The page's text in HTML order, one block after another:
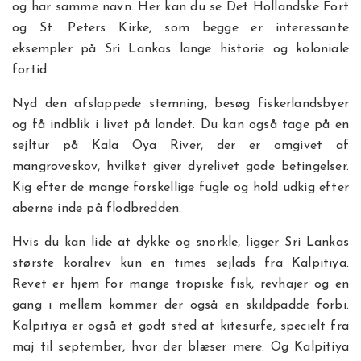
og har samme navn. Her kan du se Det Hollandske Fort
og St. Peters Kirke, som begge er interessante
eksempler på Sri Lankas lange historie og koloniale
fortid.
Nyd den afslappede stemning, besøg fiskerlandsbyer
og få indblik i livet på landet. Du kan også tage på en
sejltur på Kala Oya River, der er omgivet af
mangroveskov, hvilket giver dyrelivet gode betingelser.
Kig efter de mange forskellige fugle og hold udkig efter
aberne inde på flodbredden.
Hvis du kan lide at dykke og snorkle, ligger Sri Lankas
største koralrev kun en times sejlads fra Kalpitiya.
Revet er hjem for mange tropiske fisk, revhajer og en
gang i mellem kommer der også en skildpadde forbi.
Kalpitiya er også et godt sted at kitesurfe, specielt fra
maj til september, hvor der blæser mere. Og Kalpitiya